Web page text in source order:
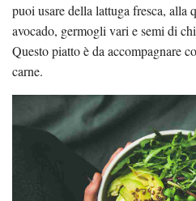
puoi usare della lattuga fresca, alla
avocado, germogli vari e semi di
Questo piatto è da accompagnare
carne.